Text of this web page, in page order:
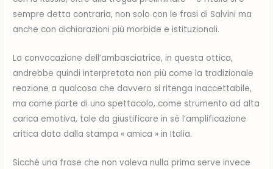
sempre detta contraria, non solo con le frasi di Salvini ma
anche con dichiarazioni più morbide e istituzionali.
La convocazione dell’ambasciatrice, in questa ottica,
andrebbe quindi interpretata non più come la tradizionale
reazione a qualcosa che davvero si ritenga inaccettabile,
ma come parte di uno spettacolo, come strumento ad alta
carica emotiva, tale da giustificare in sé l’amplificazione
critica data dalla stampa « amica » in Italia.
Sicché una frase che non valeva nulla prima serve invece